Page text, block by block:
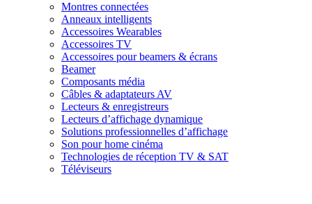
Montres connectées
Anneaux intelligents
Accessoires Wearables
Accessoires TV
Accessoires pour beamers & écrans
Beamer
Composants média
Câbles & adaptateurs AV
Lecteurs & enregistreurs
Lecteurs d’affichage dynamique
Solutions professionnelles d’affichage
Son pour home cinéma
Technologies de réception TV & SAT
Téléviseurs